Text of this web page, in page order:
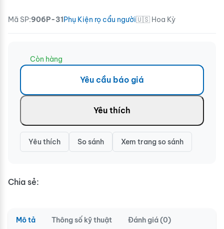
Mã SP:906P-31Phụ Kiện rọ cẩu người🇺🇸 Hoa Kỳ
Còn hàng
Yêu cầu báo giá
Yêu thích
Yêu thích So sánh Xem trang so sánh
Chia sẻ:
Mô tả Thông số kỹ thuật Đánh giá (0)